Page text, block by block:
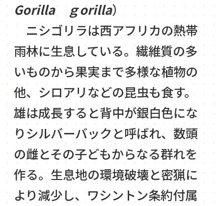
Gorilla ｇorilla）
ニシゴリラは西アフリカの熱帯
雨林に生息している。繊維質の多
いものから果実まで多様な植物の
他、シロアリなどの昆虫も食す。
雄は成長すると背中が銀白色にな
りシルバーバックと呼ばれ、数頭
の雌とその子どもからなる群れを
作る。生息地の環境破壊と密猟に
より減少し、ワシントン条約付属